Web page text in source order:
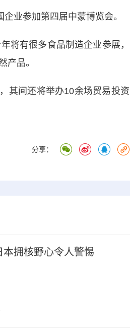
业参加第四届中蒙博览会。
有很多食品制造企业参展，
产品。
其间还将举办10余场贸易投资
分享：
本拥核野心令人警惕